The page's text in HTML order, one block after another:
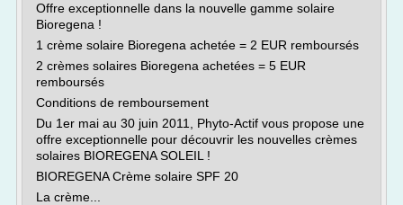
Offre exceptionnelle dans la nouvelle gamme solaire
Bioregena !
1 crème solaire Bioregena achetée = 2 EUR remboursés
2 crèmes solaires Bioregena achetées = 5 EUR
remboursés
Conditions de remboursement
Du 1er mai au 30 juin 2011, Phyto-Actif vous propose une
offre exceptionnelle pour découvrir les nouvelles crèmes
solaires BIOREGENA SOLEIL !
BIOREGENA Crème solaire SPF 20
La crème...